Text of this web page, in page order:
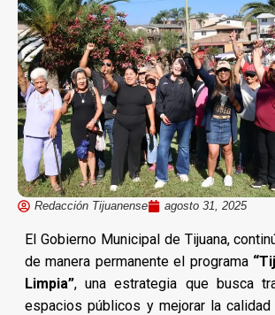
Redacción Tijuanense agosto 31, 2025
El Gobierno Municipal de Tijuana,
de manera permanente el programa
Limpia”, una estrategia que busca
espacios públicos y mejorar la